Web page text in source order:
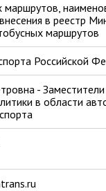
в реестр
маршрутов
Российской
-
в области